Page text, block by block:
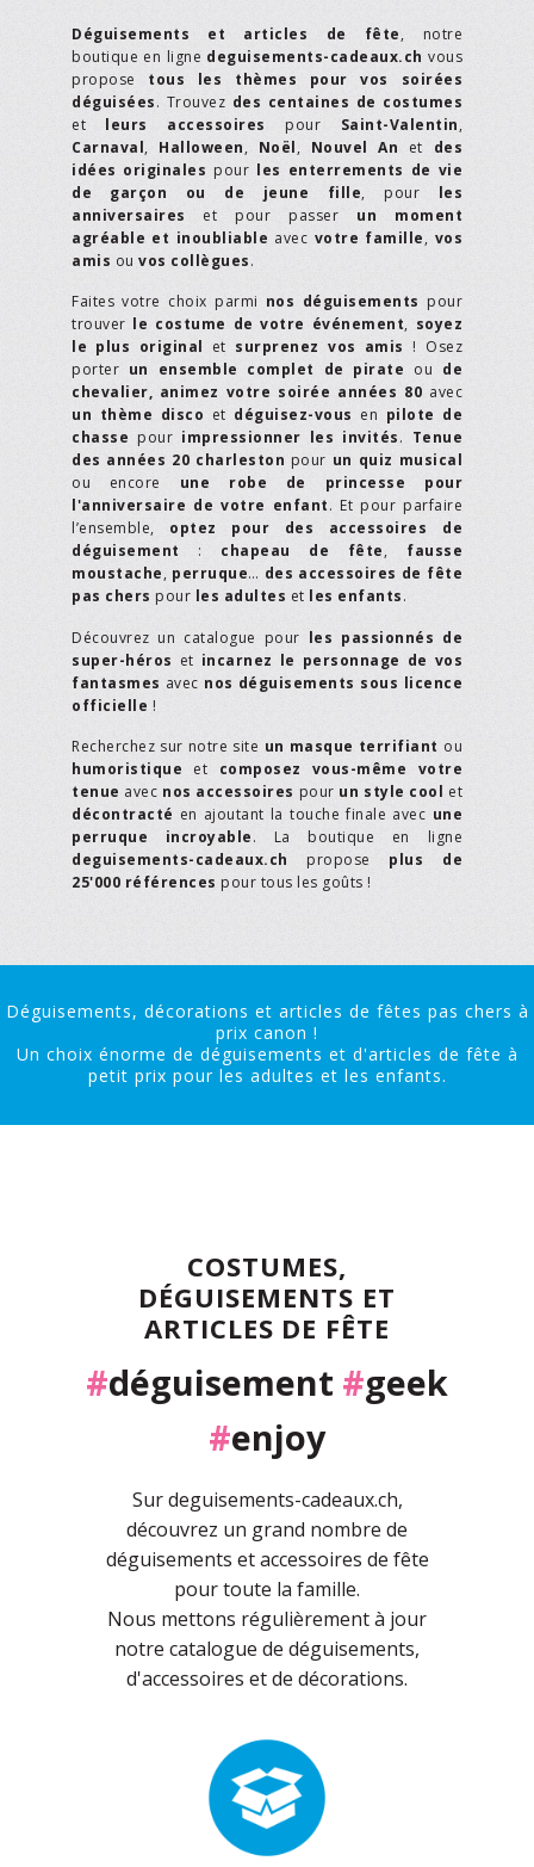
Déguisements et articles de fête, notre
boutique en ligne deguisements-cadeaux.ch vous
propose tous les thèmes pour vos soirées
déguisées. Trouvez des centaines de costumes
et leurs accessoires pour Saint-Valentin,
Carnaval, Halloween, Noël, Nouvel An et des
idées originales pour les enterrements de vie
de garçon ou de jeune fille, pour les
anniversaires et pour passer un moment
agréable et inoubliable avec votre famille, vos
amis ou vos collègues.
Faites votre choix parmi nos déguisements pour
trouver le costume de votre événement, soyez
le plus original et surprenez vos amis ! Osez
porter un ensemble complet de pirate ou de
chevalier, animez votre soirée années 80 avec
un thème disco et déguisez-vous en pilote de
chasse pour impressionner les invités. Tenue
des années 20 charleston pour un quiz musical
ou encore une robe de princesse pour
l'anniversaire de votre enfant. Et pour parfaire
l’ensemble, optez pour des accessoires de
déguisement : chapeau de fête, fausse
moustache, perruque… des accessoires de fête
pas chers pour les adultes et les enfants.
Découvrez un catalogue pour les passionnés de
super-héros et incarnez le personnage de vos
fantasmes avec nos déguisements sous licence
officielle !
Recherchez sur notre site un masque terrifiant ou
humoristique et composez vous-même votre
tenue avec nos accessoires pour un style cool et
décontracté en ajoutant la touche finale avec une
perruque incroyable. La boutique en ligne
deguisements-cadeaux.ch propose plus de
25'000 références pour tous les goûts !
Déguisements, décorations et articles de fêtes pas chers à
prix canon !
Un choix énorme de déguisements et d'articles de fête à
petit prix pour les adultes et les enfants.
COSTUMES,
DÉGUISEMENTS ET
ARTICLES DE FÊTE
#déguisement #geek
#enjoy
Sur deguisements-cadeaux.ch,
découvrez un grand nombre de
déguisements et accessoires de fête
pour toute la famille.
Nous mettons régulièrement à jour
notre catalogue de déguisements,
d'accessoires et de décorations.